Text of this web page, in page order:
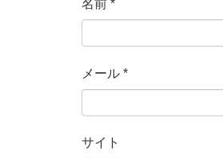
名前 *
メール *
サイト